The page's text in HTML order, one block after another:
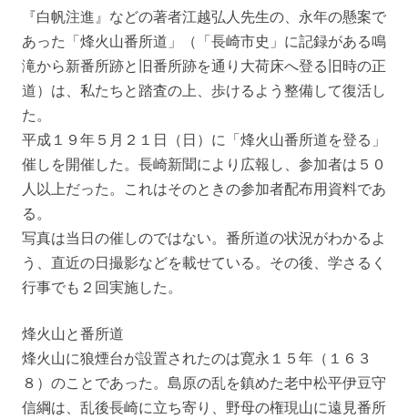
『白帆注進』などの著者江越弘人先生の、永年の懸案で
あった「烽火山番所道」（「長崎市史」に記録がある鳴
滝から新番所跡と旧番所跡を通り大荷床へ登る旧時の正
道）は、私たちと踏査の上、歩けるよう整備して復活し
た。
平成１９年５月２１日（日）に「烽火山番所道を登る」
催しを開催した。長崎新聞により広報し、参加者は５０
人以上だった。これはそのときの参加者配布用資料であ
る。
写真は当日の催しのではない。番所道の状況がわかるよ
う、直近の日撮影などを載せている。その後、学さるく
行事でも２回実施した。
烽火山と番所道
烽火山に狼煙台が設置されたのは寛永１５年（１６３
８）のことであった。島原の乱を鎮めた老中松平伊豆守
信綱は、乱後長崎に立ち寄り、野母の権現山に遠見番所